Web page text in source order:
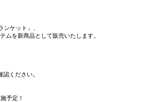
ケット」、
ムを新商品として販売いたします。
ください。
予定！